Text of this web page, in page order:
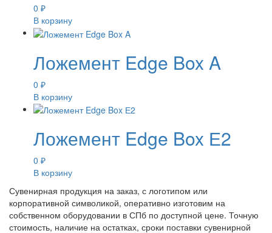
0 ₽
В корзину
Ложемент Edge Box A
0 ₽
В корзину
Ложемент Edge Box Е2
0 ₽
В корзину
Сувенирная продукция на заказ, с логотипом или
корпоративной символикой, оперативно изготовим на
собственном оборудовании в СПб по доступной цене. Точную
стоимость, наличие на остатках, сроки поставки сувенирной